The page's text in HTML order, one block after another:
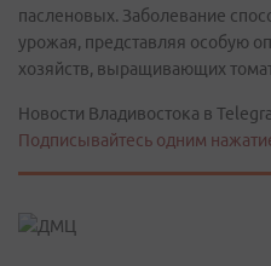
пасленовых. Заболевание
урожая, представляя особую
хозяйств, выращивающих
Новости Владивостока в
Подписывайтесь одним